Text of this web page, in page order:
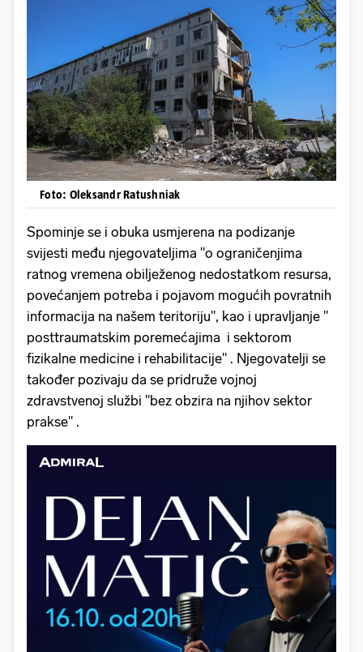
Foto: Oleksandr Ratushniak
Spominje se i obuka usmjerena na podizanje
svijesti među njegovateljima "o ograničenjima
ratnog vremena obilježenog nedostatkom resursa,
povećanjem potreba i pojavom mogućih povratnih
informacija na našem teritoriju", kao i upravljanje "
posttraumatskim poremećajima i sektorom
fizikalne medicine i rehabilitacije" . Njegovatelji se
također pozivaju da se pridruže vojnoj
zdravstvenoj službi "bez obzira na njihov sektor
prakse" .